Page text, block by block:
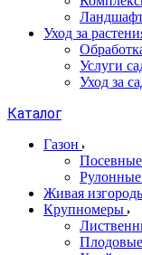
Уход за
Услуги
Уход за
Каталог
Газон
Живая изгородь
Крупномеры
Плодовые